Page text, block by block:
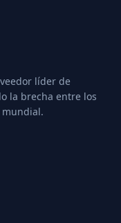
líder de
la brecha entre los